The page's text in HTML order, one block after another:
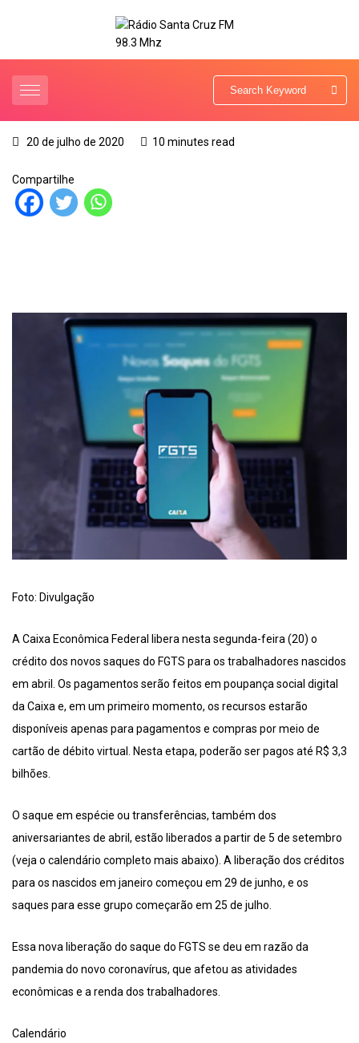
20 de julho de 2020 10 minutes read
Compartilhe
Foto: Divulgação
A Caixa Econômica Federal libera nesta segunda-feira (20) o
crédito dos novos saques do FGTS para os trabalhadores nascidos
em abril. Os pagamentos serão feitos em poupança social digital
da Caixa e, em um primeiro momento, os recursos estarão
disponíveis apenas para pagamentos e compras por meio de
cartão de débito virtual. Nesta etapa, poderão ser pagos até R$ 3,3
bilhões.
O saque em espécie ou transferências, também dos
aniversariantes de abril, estão liberados a partir de 5 de setembro
(veja o calendário completo mais abaixo). A liberação dos créditos
para os nascidos em janeiro começou em 29 de junho, e os
saques para esse grupo começarão em 25 de julho.
Essa nova liberação do saque do FGTS se deu em razão da
pandemia do novo coronavírus, que afetou as atividades
econômicas e a renda dos trabalhadores.
Calendário